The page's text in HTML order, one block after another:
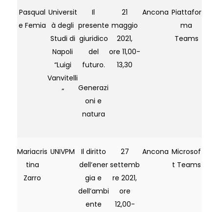
Pasqual
e Femia
Universit
à degli
Studi di
Napoli
“Luigi
Vanvitelli
”
Il
presente
giuridico
del
futuro.
Generazi
oni e
natura
21
maggio
2021,
ore 11,00-
13,30
Ancona Piattafor
ma
Teams
Mariacris
tina
Zarro
UNIVPM
Il diritto
dell’ener
gia e
dell’ambi
ente
27
settemb
re 2021,
ore
12,00-
Ancona Microsof
t Teams